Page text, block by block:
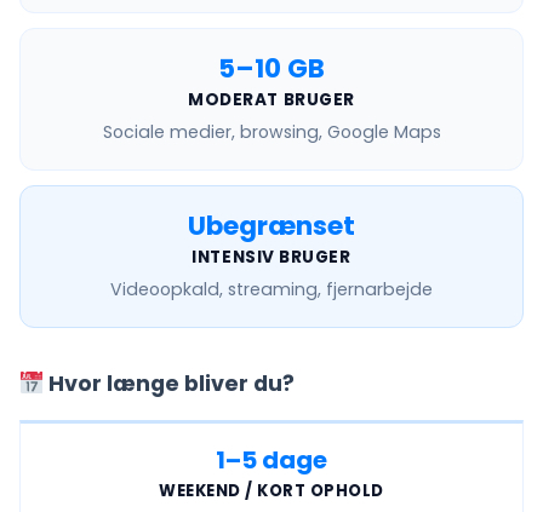
5–10 GB
MODERAT BRUGER
Sociale medier, browsing, Google Maps
Ubegrænset
INTENSIV BRUGER
Videoopkald, streaming, fjernarbejde
Hvor længe bliver du?
1–5 dage
WEEKEND / KORT OPHOLD